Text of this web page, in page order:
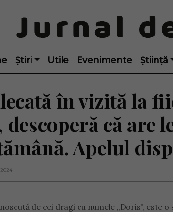
Știri Utile Evenimente Știință
în vizită la
că are
Apelul
de cei dragi cu numele „Doris”, este